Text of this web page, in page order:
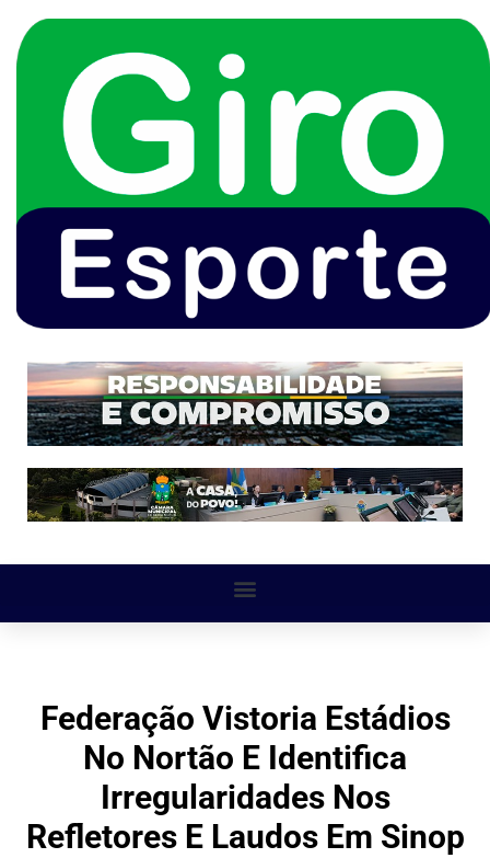
Federação Vistoria Estádios
No Nortão E Identifica
Irregularidades Nos
Refletores E Laudos Em Sinop